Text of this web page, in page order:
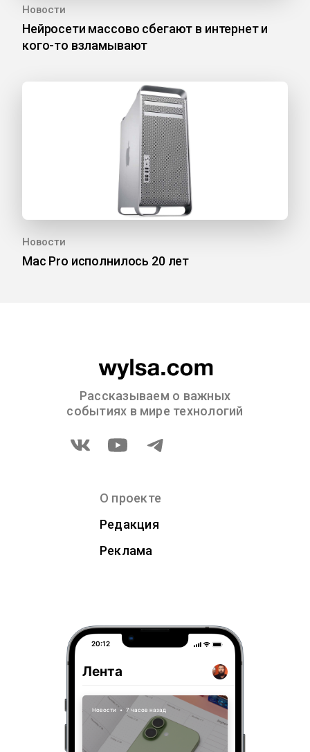
Новости
Нейросети массово сбегают в интернет и
кого-то взламывают
Новости
Mac Pro исполнилось 20 лет
Рассказываем о важных
событиях в мире технологий
О проекте
Редакция
Реклама
20:12
Лента
Новости • 7 часов назад